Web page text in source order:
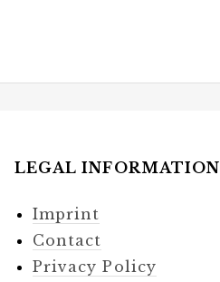
LEGAL INFORMATION
Imprint
Contact
Privacy Policy